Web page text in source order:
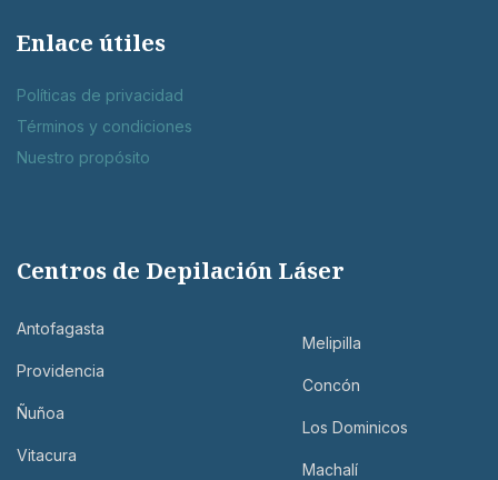
Enlace útiles
Políticas de privacidad
Términos y condiciones
Nuestro propósito
Centros de Depilación Láser
Antofagasta
Providencia
Ñuñoa
Vitacura
Melipilla
Concón
Los Dominicos
Machalí